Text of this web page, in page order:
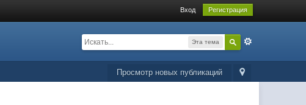
Вход Регистрация
Эта тема
Просмотр новых публикаций